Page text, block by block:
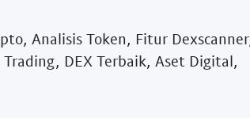
Analisis Token, Fitur Dexscanner,
DEX Terbaik, Aset Digital,